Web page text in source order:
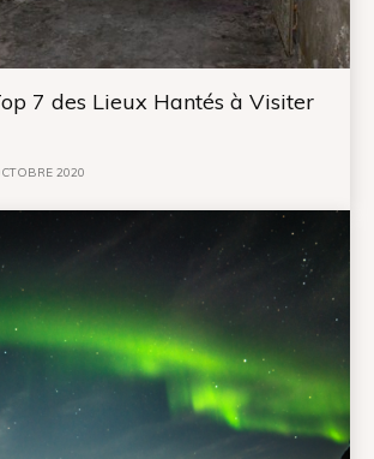
7 des Lieux Hantés à Visiter
2020